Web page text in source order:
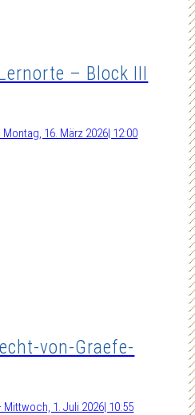
– Block III
16. März 2026| 12:00
von-Graefe-
1. Juli 2026| 10:55